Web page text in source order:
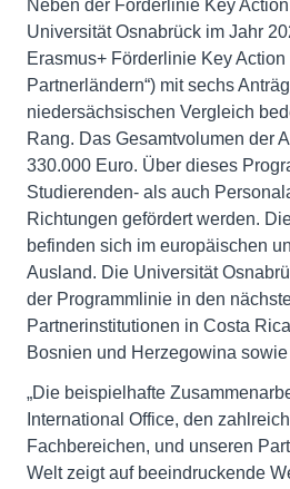
Neben der Förderlinie Key
Universität Osnabrück im Jahr
Erasmus+ Förderlinie Key Action
Partnerländern“) mit sechs
niedersächsischen Vergleich
Rang. Das Gesamtvolumen der
330.000 Euro. Über dieses
Studierenden- als auch
Richtungen gefördert werden.
befinden sich im europäischen
Ausland. Die Universität
der Programmlinie in den
Partnerinstitutionen in Costa
Bosnien und Herzegowina
„Die beispielhafte
International Office, den
Fachbereichen, und unseren
Welt zeigt auf beeindruckende